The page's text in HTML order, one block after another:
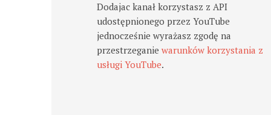
Dodajac kanał korzystasz z API
udostępnionego przez YouTube
jednocześnie wyrażasz zgodę na
przestrzeganiewarunków korzystania z
usługi YouTube.